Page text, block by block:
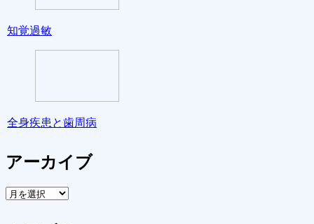
知覚過敏
全身疾患と歯周病
アーカイブ
ア